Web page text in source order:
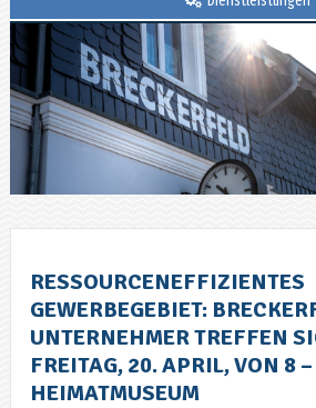
RESSOURCENEFFIZIENTES
GEWERBEGEBIET:
UNTERNEHMER TREFFEN
FREITAG, 20. APRIL, VON 8
HEIMATMUSEUM